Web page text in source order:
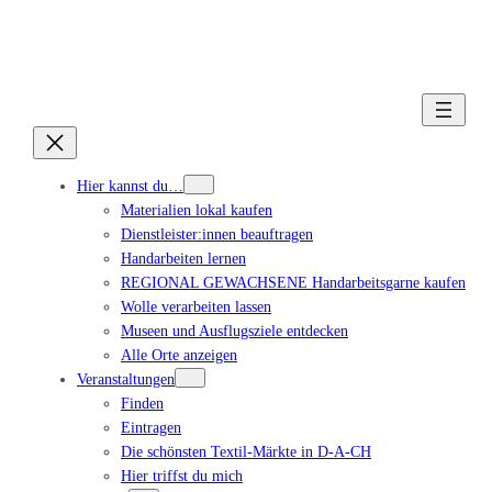
Hier kannst du…
Materialien lokal kaufen
Dienstleister:innen beauftragen
Handarbeiten lernen
REGIONAL GEWACHSENE Handarbeitsgarne kaufen
Wolle verarbeiten lassen
Museen und Ausflugsziele entdecken
Alle Orte anzeigen
Veranstaltungen
Finden
Eintragen
Die schönsten Textil-Märkte in D-A-CH
Hier triffst du mich